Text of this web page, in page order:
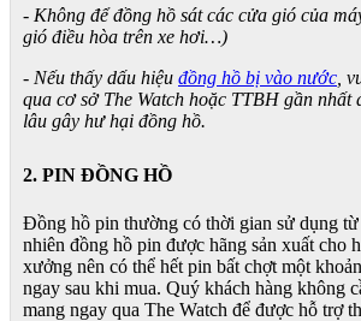
- Không để đồng hồ sát các cửa gió của
gió điều hòa trên xe hơi…)
- Nếu thấy dấu hiệu đồng hồ bị vào nước ,
qua cơ sở The Watch hoặc TTBH gần nhất
lâu gây hư hại đồng hồ.
2. PIN ĐỒNG HỒ
Đồng hồ pin thường có thời gian sử dụng
nhiên đồng hồ pin được hãng sản xuất cho
xưởng nên có thể hết pin bất chợt một
ngay sau khi mua. Quý khách hàng không
mang ngay qua The Watch để được hỗ trợ